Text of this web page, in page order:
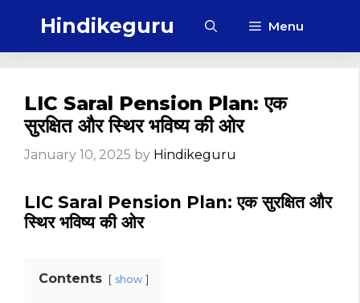
Hindikeguru Menu
LIC Saral Pension Plan: एक
सुरक्षित और स्थिर भविष्य की ओर
January 10, 2025 by Hindikeguru
LIC Saral Pension Plan: एक सुरक्षित और
स्थिर भविष्य की ओर
Contents show